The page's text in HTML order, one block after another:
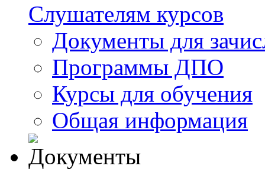
Слушателям курсов
Документы для
Программы ДПО
Курсы для обучения
Общая информация